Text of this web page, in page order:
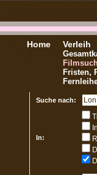
Home Verleih
Fristen,
Suche nach:
In: